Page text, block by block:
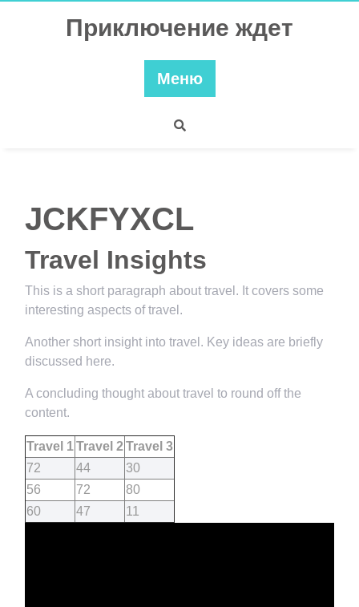
Приключение ждет
Меню
JCKFYXCL
Travel Insights
This is a short paragraph about travel. It covers some
interesting aspects of travel.
Another short insight into travel. Key ideas are briefly
discussed here.
A concluding thought about travel to round off the
content.
Travel 1Travel 2 Travel 3
72
44
30
56
72
80
60
47 11